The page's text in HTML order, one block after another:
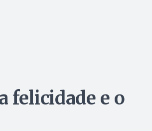
felicidade e o